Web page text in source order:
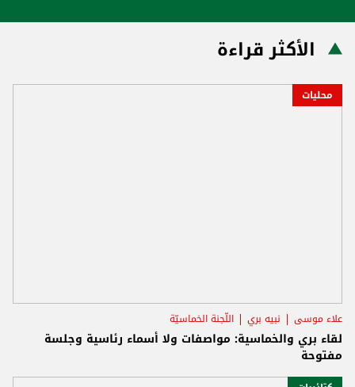
الأكثر قراءة
محليات
علاء موسى نبيه بري اللّجنة الخماسيّة
لقاء بري والخماسية: مواصفات ولا أسماء رئاسية وجلسة
مفتوحة